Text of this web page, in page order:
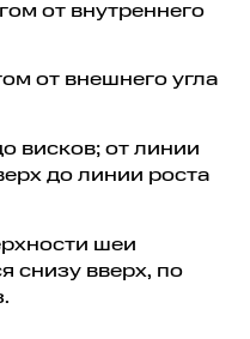
от внутреннего
от внешнего угла
висков; от линии
до линии роста
шеи
снизу вверх, по